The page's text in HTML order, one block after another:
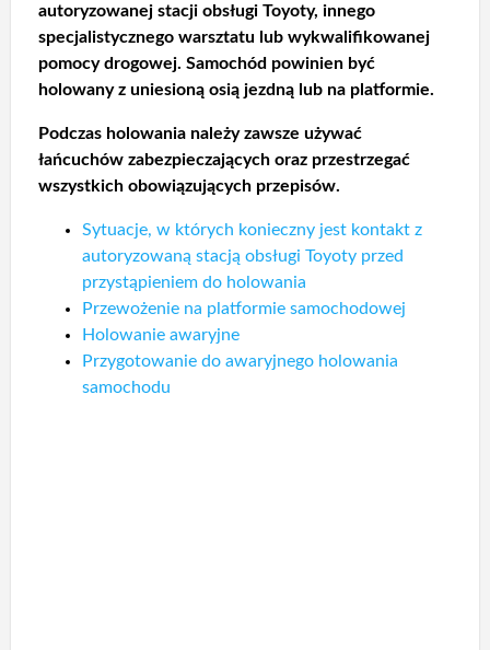
autoryzowanej stacji obsługi Toyoty, innego
specjalistycznego warsztatu lub wykwalifikowanej
pomocy drogowej. Samochód powinien być
holowany z uniesioną osią jezdną lub na platformie.
Podczas holowania należy zawsze używać
łańcuchów zabezpieczających oraz przestrzegać
wszystkich obowiązujących przepisów.
Sytuacje, w których konieczny jest kontakt z
autoryzowaną stacją obsługi Toyoty przed
przystąpieniem do holowania
Przewożenie na platformie samochodowej
Holowanie awaryjne
Przygotowanie do awaryjnego holowania
samochodu